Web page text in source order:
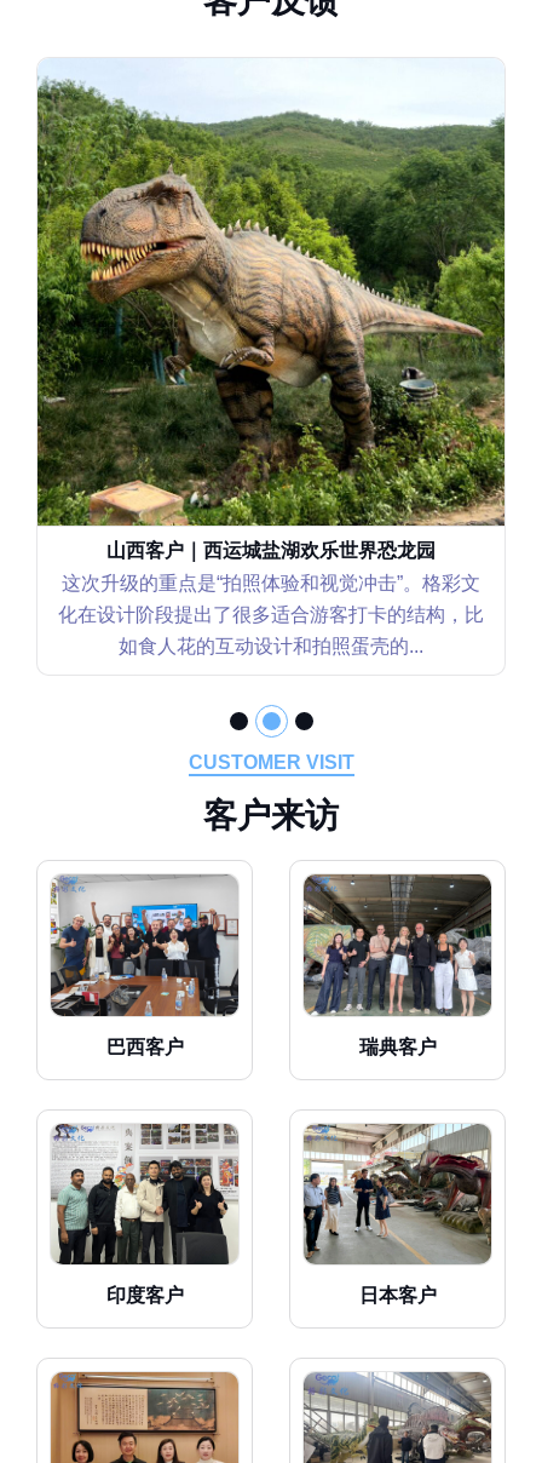
辽宁客户｜沈阳世博园恐龙花园
这个恐龙花园项目我们更关注“互动性和可持续运
营”。格彩文化在设计上不仅考虑视觉效果，还重
点强化了坐骑类互动装置的安全性和...
CUSTOMER VISIT
客户来访
巴西客户 瑞典客户
印度客户 日本客户